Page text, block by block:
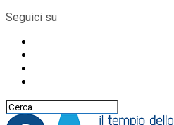
Seguici su